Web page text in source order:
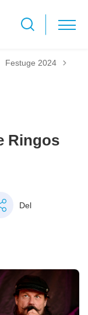
Tilbage til
Festuge 2024
Ringos
Del